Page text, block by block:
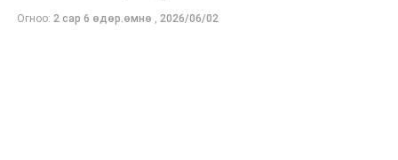
Огноо: 2 сар 6 өдөр.өмнө , 2026/06/02